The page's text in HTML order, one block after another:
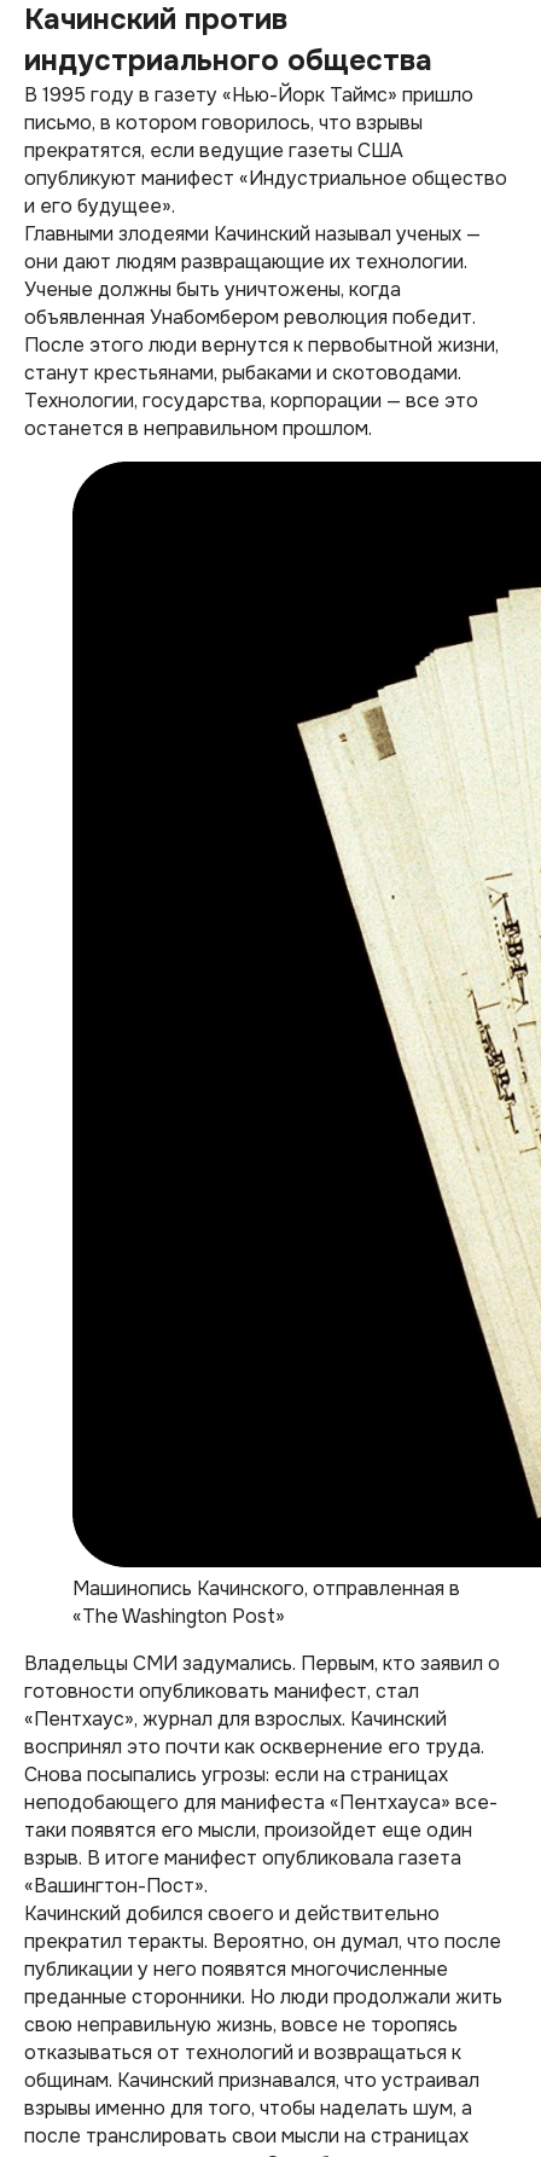
Качинский против
индустриального общества
В 1995 году в газету «Нью-Йорк Таймс» пришло
письмо, в котором говорилось, что взрывы
прекратятся, если ведущие газеты США
опубликуют манифест «Индустриальное общество
и его будущее».
Главными злодеями Качинский называл ученых —
они дают людям развращающие их технологии.
Ученые должны быть уничтожены, когда
объявленная Унабомбером революция победит.
После этого люди вернутся к первобытной жизни,
станут крестьянами, рыбаками и скотоводами.
Технологии, государства, корпорации — все это
останется в неправильном прошлом.
Машинопись Качинского, отправленная в
«The Washington Post»
Владельцы СМИ задумались. Первым, кто заявил о
готовности опубликовать манифест, стал
«Пентхаус», журнал для взрослых. Качинский
воспринял это почти как осквернение его труда.
Снова посыпались угрозы: если на страницах
неподобающего для манифеста «Пентхауса» все-
таки появятся его мысли, произойдет еще один
взрыв. В итоге манифест опубликовала газета
«Вашингтон-Пост».
Качинский добился своего и действительно
прекратил теракты. Вероятно, он думал, что после
публикации у него появятся многочисленные
преданные сторонники. Но люди продолжали жить
свою неправильную жизнь, вовсе не торопясь
отказываться от технологий и возвращаться к
общинам. Качинский признавался, что устраивал
взрывы именно для того, чтобы наделать шум, а
после транслировать свои мысли на страницах